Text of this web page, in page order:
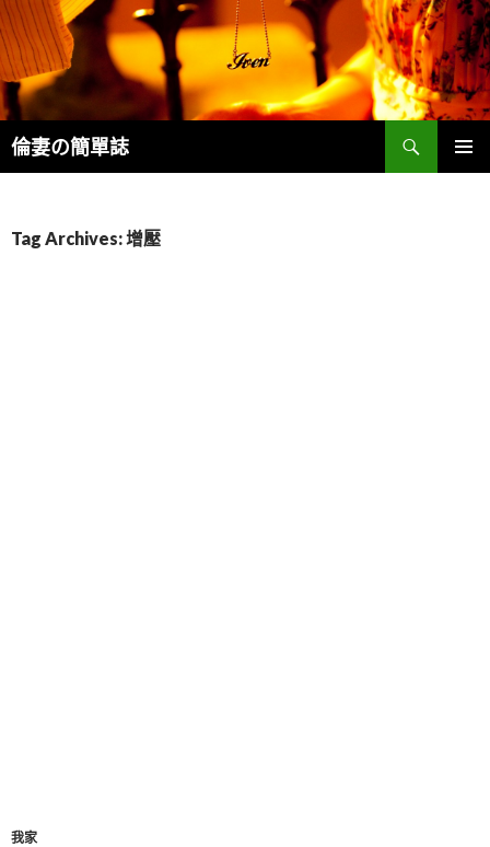
倫妻の簡單誌
Search
Tag Archives: 增壓
我家